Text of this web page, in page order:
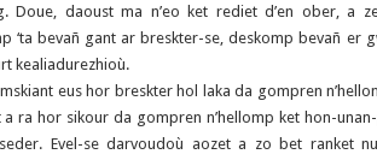
Doue, daoust ma n’eo ket rediet d’en ober, a
‘ta bevañ gant ar breskter-se, deskomp bevañ er
kealiadurezhioù.
eus hor breskter hol laka da gompren
a ra hor sikour da gompren n’hellomp ket hon-
Evel-se darvoudoù aozet a zo bet ranket